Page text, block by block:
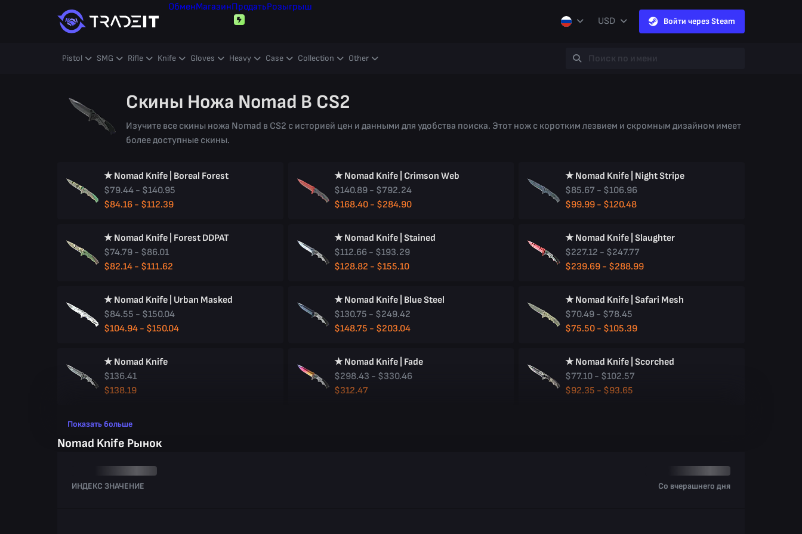
ОбменМагазинПродатьРозыгрыш
USD
Войти через Steam
Pistol SMG Rifle Knife Gloves Heavy Case Collection Other
Скины Ножа Nomad В CS2
Изучите все скины ножа Nomad в CS2 с историей цен и данными для удобства поиска. Этот нож с коротким лезвием и скромным дизайном имеет
более доступные скины.
★ Nomad Knife | Boreal Forest
$79.44 - $140.95
$84.16 - $112.39
★ Nomad Knife | Crimson Web
$140.89 - $792.24
$168.40 - $284.90
★ Nomad Knife | Night Stripe
$85.67 - $106.96
$99.99 - $120.48
★ Nomad Knife | Forest DDPAT
$74.79 - $86.01
$82.14 - $111.62
★ Nomad Knife | Stained
$112.66 - $193.29
$128.82 - $155.10
★ Nomad Knife | Slaughter
$227.12 - $247.77
$239.69 - $288.99
★ Nomad Knife | Urban Masked
$84.55 - $150.04
$104.94 - $150.04
★ Nomad Knife | Blue Steel
$130.75 - $249.42
$148.75 - $203.04
★ Nomad Knife | Safari Mesh
$70.49 - $78.45
$75.50 - $105.39
★ Nomad Knife
$136.41
$138.19
★ Nomad Knife | Fade
$298.43 - $330.46
$312.47
★ Nomad Knife | Scorched
$77.10 - $102.57
$92.35 - $93.65
Показать больше
Nomad Knife Рынок
ИНДЕКС ЗНАЧЕНИЕ Со вчерашнего дня